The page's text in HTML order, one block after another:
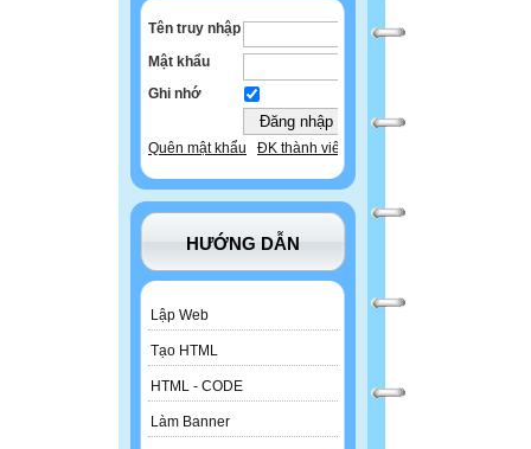
Tên truy nhập
Mật khẩu
Ghi nhớ
Quên mật khẩu ĐK thành viên
HƯỚNG DẪN
Lập Web
Tạo HTML
HTML - CODE
Làm Banner